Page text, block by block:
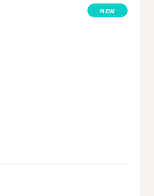
NEW